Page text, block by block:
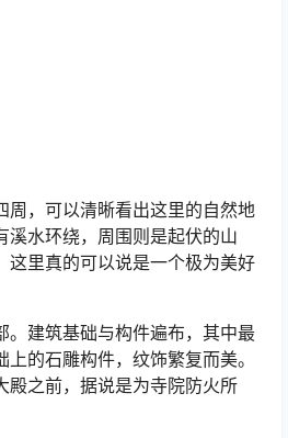
，可以清晰看出这里的自然地
这里真的可以说是一个极为美好
建筑基础与构件遍布，其中最